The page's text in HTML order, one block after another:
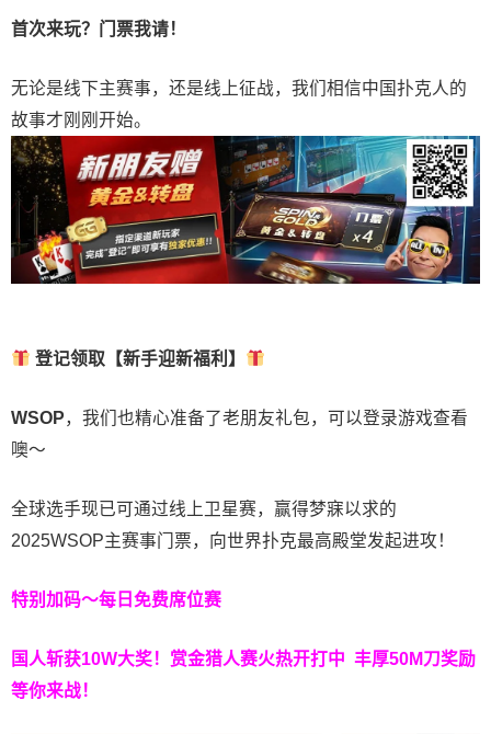
首次来玩？门票我请！
无论是线下主赛事，还是线上征战，我们相信中国扑克人的
故事才刚刚开始。
登记领取【新手迎新福利】
WSOP，我们也精心准备了老朋友礼包，可以登录游戏查看
噢～
全球选手现已可通过线上卫星赛，赢得梦寐以求的
2025WSOP主赛事门票，向世界扑克最高殿堂发起进攻！
特别加码～每日免费席位赛
国人斩获10W大奖！ 赏金猎人赛火热开打中 丰厚50M刀奖励
等你来战！